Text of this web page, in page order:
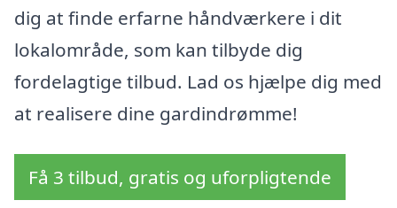
dig at finde erfarne håndværkere i dit
lokalområde, som kan tilbyde dig
fordelagtige tilbud. Lad os hjælpe dig med
at realisere dine gardindrømme!
Få 3 tilbud, gratis og uforpligtende